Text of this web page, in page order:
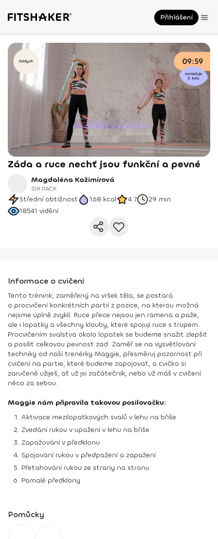
Přihlášení
Záda a ruce nechť jsou funkční a pevné
Magdaléna Kažimírová
SIX PACK
Střední obtížnost 168 kcal 4.7
29 min
18541 vidění
Informace o cvičení
Tento trénink, zaměřený na vršek těla, se postará
o procvičení konkrétních partií z pozice, na kterou možná
nejsme úplně zvyklí. Ruce přece nejsou jen ramena a paže,
ale i lopatky a všechny klouby, které spojují ruce s trupem.
Procvičením svalstva okolo lopatek se budeme snažit zlepšit
a posílit celkovou pevnost zad. Zaměř se na vysvětlování
techniky od naší trenérky Maggie, přesměruj pozornost při
cvičení na partie, které budeme zapojovat, a cvičko si
zaručeně užiješ, ať už jsi začátečník, nebo už máš v cvičení
něco za sebou.
Maggie nám připravila takovou posilovačku:
Aktivace mezilopatkových svalů v lehu na břiše
Zvedání rukou v upažení v lehu na břiše
Zapažování v předklonu
Spojování rukou v předpažení a zapažení
Přetahování rukou ze strany na stranu
Pomalé předklony
Pomůcky